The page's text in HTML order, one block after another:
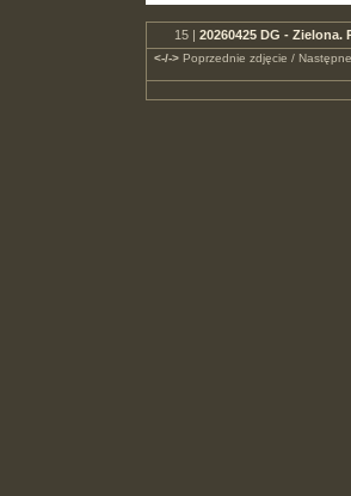
15 | 20260425 DG - Zielona.
<-/->Poprzednie zdjęcie /